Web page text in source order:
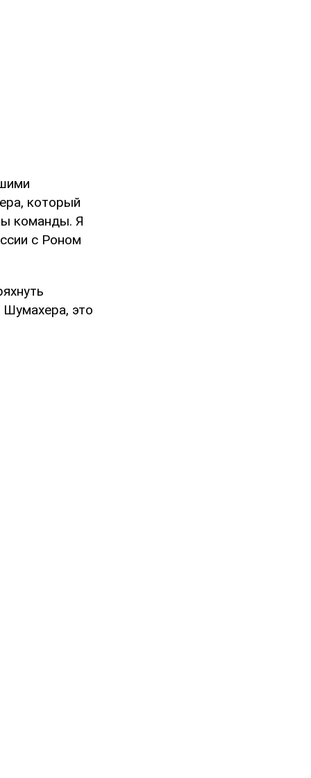
который
команды. Я
с Роном
это